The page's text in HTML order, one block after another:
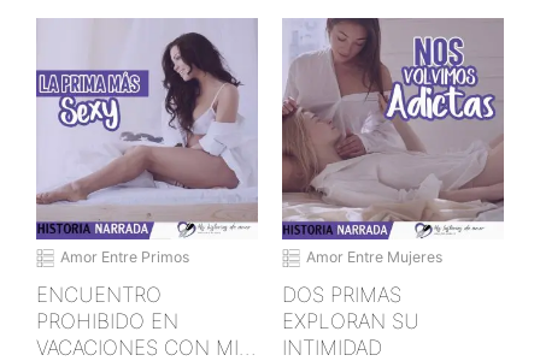
Amor Entre Primos
ENCUENTRO
PROHIBIDO EN
VACACIONES CON MI
Amor Entre Mujeres
DOS PRIMAS
EXPLORAN SU
INTIMIDAD